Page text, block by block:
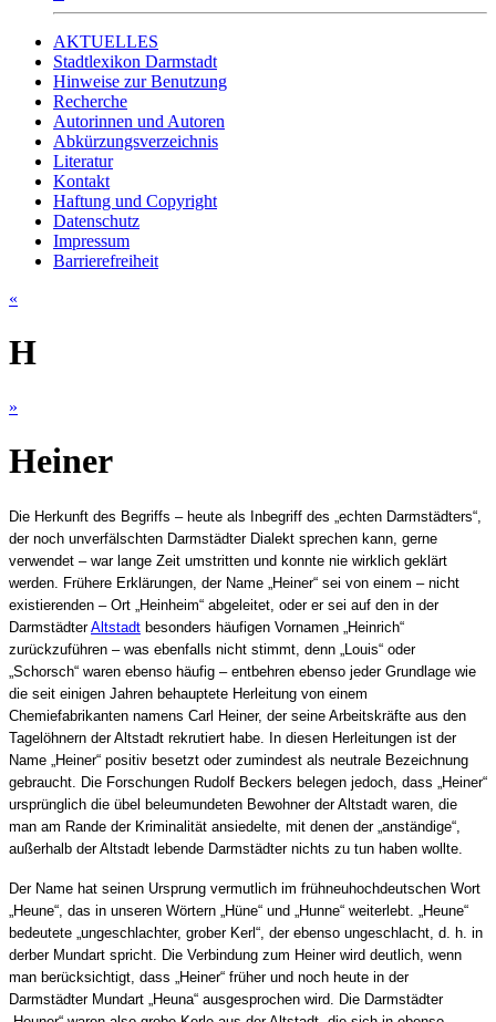
AKTUELLES
Stadtlexikon Darmstadt
Hinweise zur Benutzung
Recherche
Autorinnen und Autoren
Abkürzungsverzeichnis
Literatur
Kontakt
Haftung und Copyright
Datenschutz
Impressum
Barrierefreiheit
«
H
»
Heiner
Die Herkunft des Begriffs – heute als Inbegriff des „echten Darmstädters“,
der noch unverfälschten Darmstädter Dialekt sprechen kann, gerne
verwendet – war lange Zeit umstritten und konnte nie wirklich geklärt
werden. Frühere Erklärungen, der Name „Heiner“ sei von einem – nicht
existierenden – Ort „Heinheim“ abgeleitet, oder er sei auf den in der
DarmstädterAltstadt besonders häufigen Vornamen „Heinrich“
zurückzuführen – was ebenfalls nicht stimmt, denn „Louis“ oder
„Schorsch“ waren ebenso häufig – entbehren ebenso jeder Grundlage wie
die seit einigen Jahren behauptete Herleitung von einem
Chemiefabrikanten namens Carl Heiner, der seine Arbeitskräfte aus den
Tagelöhnern der Altstadt rekrutiert habe. In diesen Herleitungen ist der
Name „Heiner“ positiv besetzt oder zumindest als neutrale Bezeichnung
gebraucht. Die Forschungen Rudolf Beckers belegen jedoch, dass „Heiner“
ursprünglich die übel beleumundeten Bewohner der Altstadt waren, die
man am Rande der Kriminalität ansiedelte, mit denen der „anständige“,
außerhalb der Altstadt lebende Darmstädter nichts zu tun haben wollte.
Der Name hat seinen Ursprung vermutlich im frühneuhochdeutschen Wort
„Heune“, das in unseren Wörtern „Hüne“ und „Hunne“ weiterlebt. „Heune“
bedeutete „ungeschlachter, grober Kerl“, der ebenso ungeschlacht, d. h. in
derber Mundart spricht. Die Verbindung zum Heiner wird deutlich, wenn
man berücksichtigt, dass „Heiner“ früher und noch heute in der
Darmstädter Mundart „Heuna“ ausgesprochen wird. Die Darmstädter